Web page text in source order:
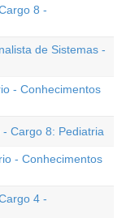
8 -
de Sistemas -
- Conhecimentos
Cargo 8: Pediatria
- Conhecimentos
4 -